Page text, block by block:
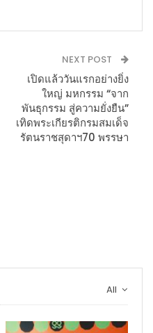
NEXT POST
เปิดแล้ววันแรกอย่างยิ่ง
ใหญ่ มหกรรม “จาก
พันธุกรรม สู่ความยั่งยืน”
เทิดพระเกียรติกรมสมเด็จ
รัตนราชสุดาฯ70 พรรษา
All